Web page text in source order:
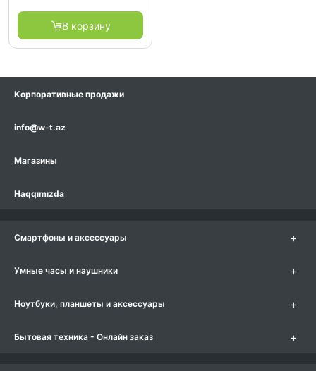
В корзину
Корпоративные продажи
info@w-t.az
Магазины
Haqqımızda
Смартфоны и аксессуары +
Умные часы и наушники +
Ноутбуки, планшеты и аксессуары +
Бытовая техника - Онлайн заказ +